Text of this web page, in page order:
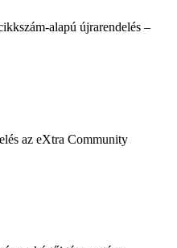
alapú újrarendelés –
az eXtra Community